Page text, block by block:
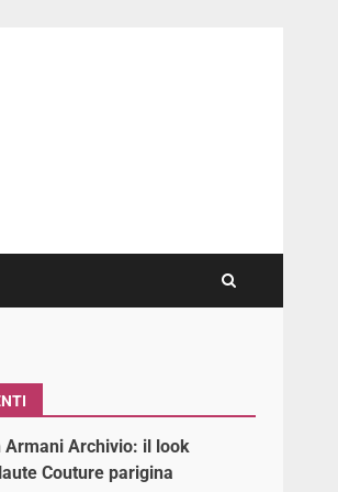
Armani Archivio: il look
Couture parigina